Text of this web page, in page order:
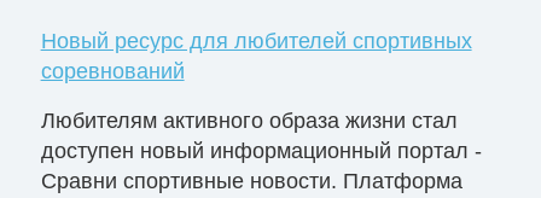
Новый ресурс для любителей спортивных
соревнований
Любителям активного образа жизни стал
доступен новый информационный портал -
Сравни спортивные новости. Платформа